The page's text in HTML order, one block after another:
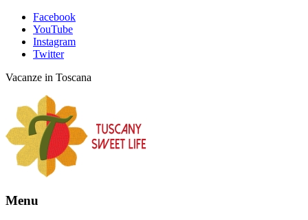
Facebook
YouTube
Instagram
Twitter
Vacanze in Toscana
Menu